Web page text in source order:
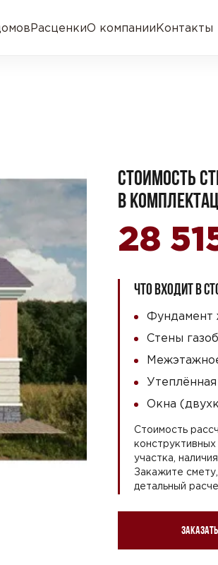
РасценкиО компанииКонтакты
СТОИМОСТЬ
В
28
ЧТО ВХОДИТ В
Фундамент
Стены
Окна
Стоимость
участка,
Закажите
детальный